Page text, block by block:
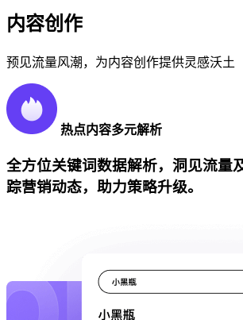
内容创作
预见流量风潮，为内容创作提供灵感沃土
热点内容多元解析
全方位关键词数据解析，洞见流量
踪营销动态，助力策略升级。